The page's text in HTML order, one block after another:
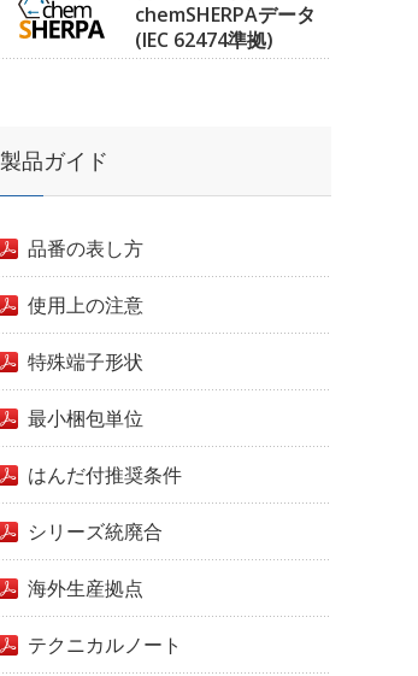
chemSHERPAデータ
(IEC 62474準拠)
製品ガイド
品番の表し方
使用上の注意
特殊端子形状
最小梱包単位
はんだ付推奨条件
シリーズ統廃合
海外生産拠点
テクニカルノート